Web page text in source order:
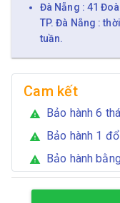
Đà Nẵng : 41
TP. Đà Nẵng :
tuần.
Cam kết
warning Bảo hành 6
warning Bảo hành 1
warning Bảo hành